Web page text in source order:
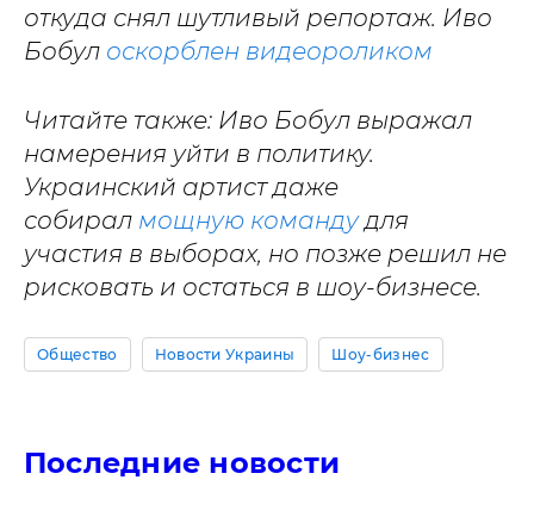
откуда снял шутливый репортаж. Иво
Бобул оскорблен видеороликом
Читайте также: Иво Бобул выражал
намерения уйти в политику.
Украинский артист даже
собирал мощную командудля
участия в выборах, но позже решил не
рисковать и остаться в шоу-бизнесе.
Общество Новости Украины Шоу-бизнес
Последние новости